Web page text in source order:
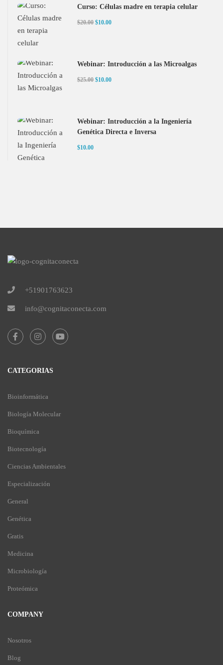
Curso: Células madre en terapia celular
$20.00 $10.00
Webinar: Introducción a las Microalgas
$25.00 $10.00
Webinar: Introducción a la Ingeniería
Genética Directa e Inversa
$10.00
+51901763623
info@cognitaconecta.com
CATEGORIAS
Bioinformática
Biología Molecular
Bioquímica
Biotecnología
Ciencias Ambientales
Especialización
General
Genética
Gratis
Medicina
Microbiología
Proteómica
COMPANY
Nosotros
Blog